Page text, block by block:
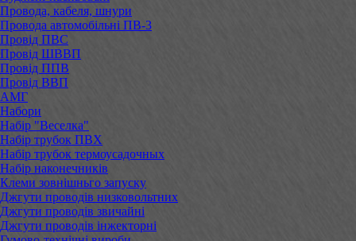
Провода, кабеля, шнури
Провода автомобільні ПВ-3
Провід ПВС
Провід ШВВП
Провід ППВ
Провід ВВП
АМГ
Набори
Набір "Веселка"
Набір трубок ПВХ
Набір трубок термоусадочных
Набір наконечників
Клеми зовнішньго запуску
Джгути проводів низковольтних
Джгути проводів звичайні
Джгути проводів інжекторні